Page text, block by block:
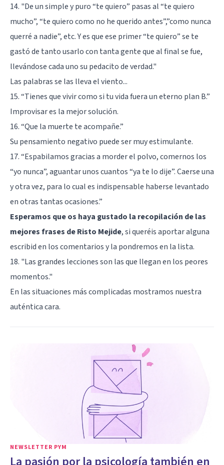
14. "De un simple y puro “te quiero” pasas al “te quiero
mucho”, “te quiero como no he querido antes”,”como nunca
querré a nadie”, etc. Y es que ese primer “te quiero” se te
gastó de tanto usarlo con tanta gente que al final se fue,
llevándose cada uno su pedacito de verdad."
Las palabras se las lleva el viento...
15. “Tienes que vivir como si tu vida fuera un eterno plan B.”
Improvisar es la mejor solución.
16. “Que la muerte te acompañe.”
Su pensamiento negativo puede ser muy estimulante.
17. “Espabilamos gracias a morder el polvo, comernos los
“yo nunca”, aguantar unos cuantos “ya te lo dije”. Caerse una
y otra vez, para lo cual es indispensable haberse levantado
en otras tantas ocasiones.”
Esperamos que os haya gustado la recopilación de las
mejores frases de Risto Mejide, si queréis aportar alguna
escribid en los comentarios y la pondremos en la lista.
18. "Las grandes lecciones son las que llegan en los peores
momentos."
En las situaciones más complicadas mostramos nuestra
auténtica cara.
NEWSLETTER PYM